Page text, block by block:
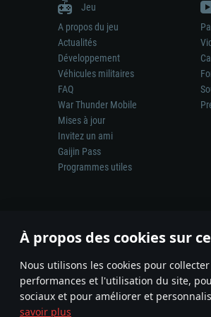
À propos des cookies sur
Nous utilisons les cookies pour
performances et l'utilisation du site,
sociaux et pour améliorer et
savoir plus
Jeu
A propos du jeu
Actualités
Développement
Véhicules militaires
FAQ
War Thunder Mobile
Mises à jour
Invitez un ami
Gaijin Pass
Programmes utiles
La représentation d’une arme ou
© 2011—2026 Gaijin Games Kft. All
Termes et conditions